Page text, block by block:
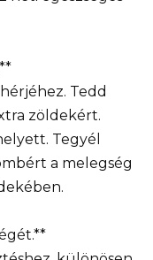
Tedd
zöldekért.
Tegyél
a melegség